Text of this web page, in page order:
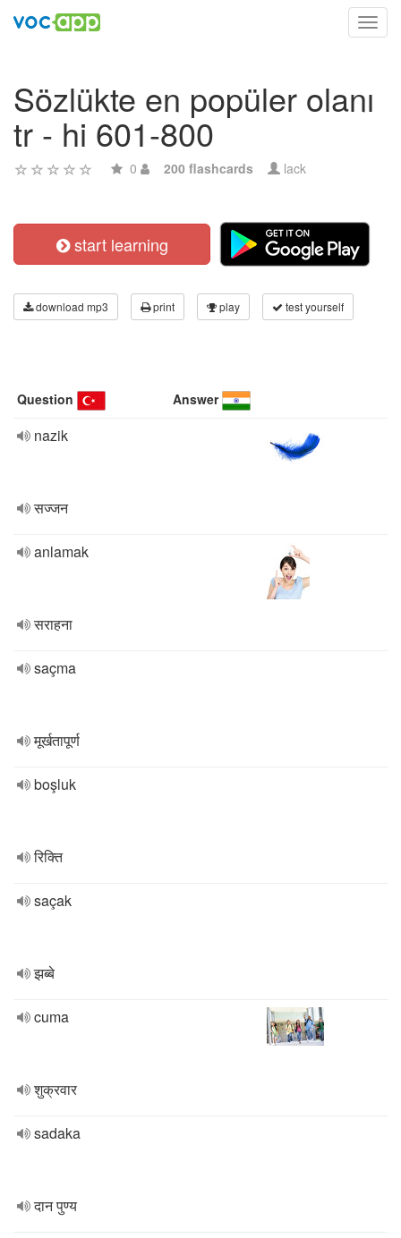
Sözlükte en popüler olanı
tr - hi 601-800
0 200 flashcards lack
start learning
download mp3 print play test yourself
Question Answer
nazik
सज्जन
anlamak
सराहना
saçma
मूर्खतापूर्ण
boşluk
रिक्ति
saçak
झब्बे
cuma
शुक्रवार
sadaka
दान पुण्य